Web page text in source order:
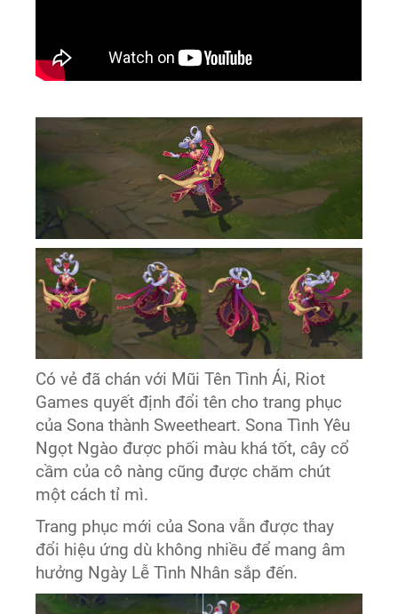
Có vẻ đã chán với Mũi Tên Tình Ái, Riot
Games quyết định đổi tên cho trang phục
của Sona thành Sweetheart. Sona Tình Yêu
Ngọt Ngào được phối màu khá tốt, cây cổ
cầm của cô nàng cũng được chăm chút
một cách tỉ mì.
Trang phục mới của Sona vẫn được thay
đổi hiệu ứng dù không nhiều để mang âm
hưởng Ngày Lễ Tình Nhân sắp đến.